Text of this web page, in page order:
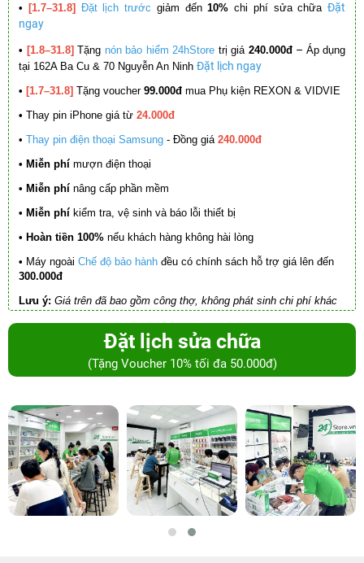
• [1.7–31.8] Đặt lịch trước giảm đến10% chi phí sửa chữa Đặt
ngay
• [1.8–31.8] Tặng nón bảo hiểm 24hStore trị giá 240.000đ – Áp dụng
tại 162A Ba Cu & 70 Nguyễn An Ninh Đặt lịch ngay
• [1.7–31.8] Tặng voucher 99.000đ mua Phụ kiện REXON & VIDVIE
• Thay pin iPhone giá từ 24.000đ
• Thay pin điện thoại Samsung - Đồng giá 240.000đ
• Miễn phí mượn điện thoại
• Miễn phí nâng cấp phần mềm
• Miễn phí kiểm tra, vệ sinh và báo lỗi thiết bị
• Hoàn tiền 100% nếu khách hàng không hài lòng
• Máy ngoài Chế độ bảo hành đều có chính sách hỗ trợ giá lên đến
300.000đ
Lưu ý: Giá trên đã bao gồm công thợ, không phát sinh chi phí khác
Đặt lịch sửa chữa
(Tặng Voucher 10% tối đa 50.000đ)